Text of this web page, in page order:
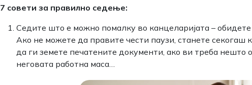
7 совети за правилно седење:
Седите што е можно помалку во канцеларијата –
Ако не можете да правите чести паузи, станете секогаш
да ги земете печатените документи, ако ви треба нешто
неговата работна маса…